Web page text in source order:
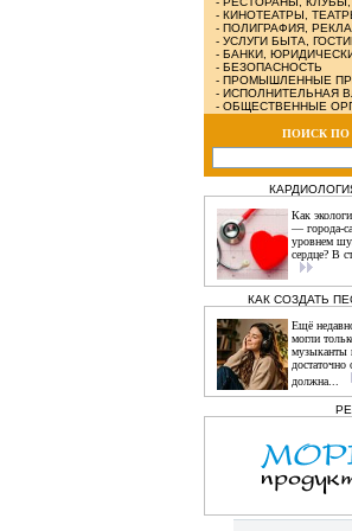
- КИНОТЕАТРЫ,
- ПОЛИГРАФИЯ,
- УСЛУГИ БЫТА,
- БАНКИ,
- БЕЗОПАСНОСТЬ
- ПРОМЫШЛЕННЫЕ
- ИСПОЛНИТЕЛЬНАЯ
- ОБЩЕСТВЕННЫЕ
ПОИСК ПО
Как
—
уровнем
сердце? В
КАК СОЗДАТЬ
Ещё
могли
музыканты
должна...